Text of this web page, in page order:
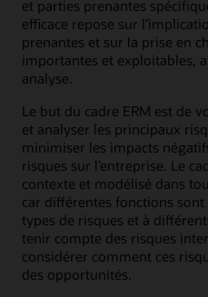
et parties prenantes
efficace repose sur
prenantes et sur la prise en
importantes et exploitables,
analyse.
Le but du cadre ERM est de
et analyser les principaux
minimiser les impacts
risques sur l’entreprise. Le
contexte et modélisé dans
car différentes fonctions
types de risques et à
tenir compte des risques
considérer comment ces
des opportunités.